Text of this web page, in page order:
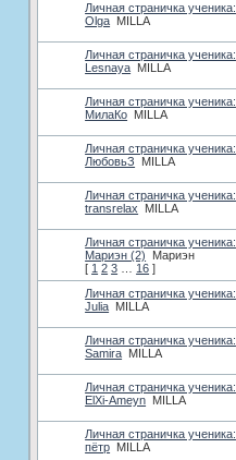
Личная страничка ученика:
Olga MILLA
Личная страничка ученика:
Lesnaya MILLA
Личная страничка ученика:
МилаКо MILLA
Личная страничка ученика:
ЛюбовьЗ
MILLA
Личная страничка ученика:
transrelax
MILLA
Личная страничка ученика:
Мариэн (2)
Мариэн
[ 1 2 3 16 ]
Личная страничка ученика:
Julia MILLA
Личная страничка ученика:
Samira MILLA
Личная страничка ученика:
ElXi-Ameyn MILLA
Личная страничка ученика:
пётр MILLA